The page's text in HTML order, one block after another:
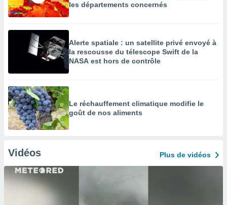
les départements concernés
Alerte spatiale : un satellite privé envoyé à
la rescousse du télescope Swift de la
NASA est hors de contrôle
Le réchauffement climatique modifie le
goût de nos aliments
Vidéos Plus de vidéos